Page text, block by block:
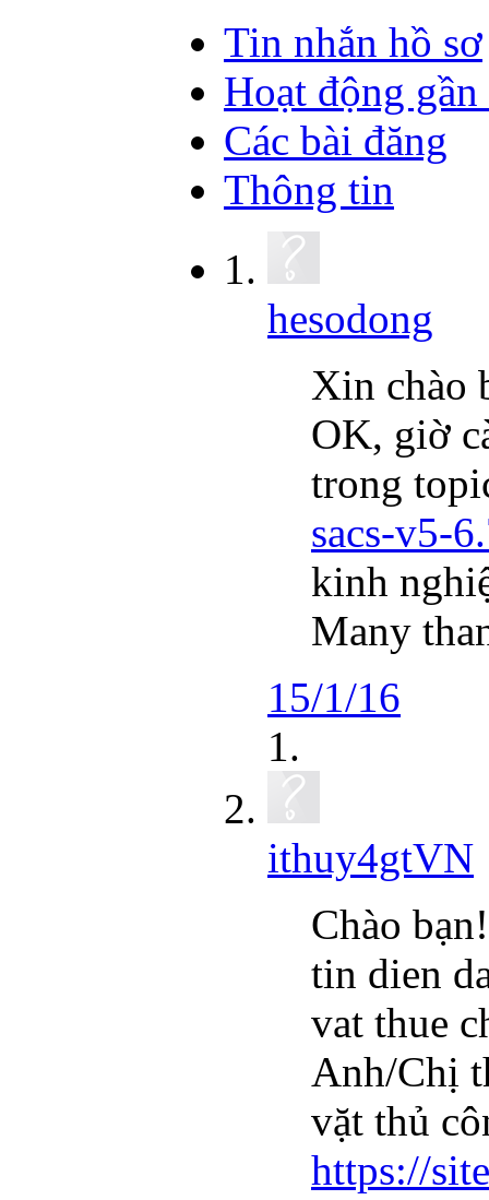
Tin nhắn hồ sơ
Hoạt động gần
Các bài đăng
Thông tin
hesodong
Xin chào
OK, giờ
trong
sacs-v5-
kinh
Many
15/1/16
ithuy4gtVN
Chào
tin dien
vat thue
Anh/Chị
vặt thủ
https://